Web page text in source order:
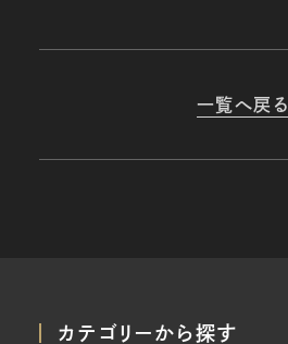
一覧へ戻る
カテゴリーから探す